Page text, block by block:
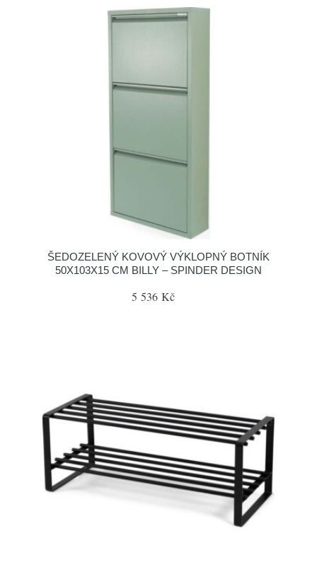
ŠEDOZELENÝ KOVOVÝ VÝKLOPNÝ BOTNÍK
50X103X15 CM BILLY – SPINDER DESIGN
5 536 Kč